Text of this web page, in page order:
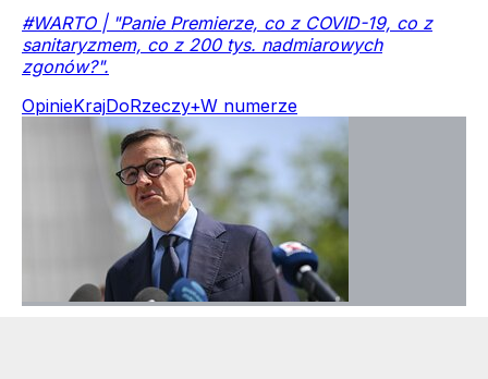
#WARTO | "Panie Premierze, co z COVID-19, co z
sanitaryzmem, co z 200 tys. nadmiarowych
zgonów?".
OpinieKrajDoRzeczy+W numerze